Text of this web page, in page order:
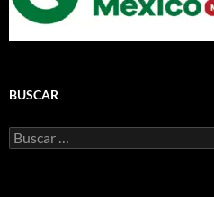
BUSCAR
Buscar: